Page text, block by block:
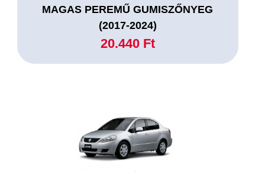
MAGAS PEREMŰ GUMISZŐNYEG
(2017-2024)
20.440 Ft